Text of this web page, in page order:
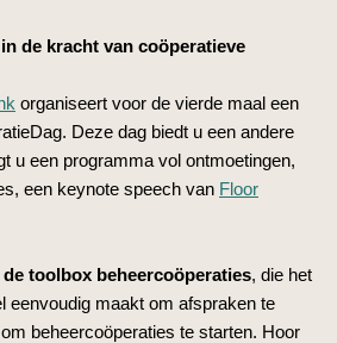
de kracht van coöperatieve
organiseert voor de vierde maal een
Deze dag biedt u een andere
u een programma vol ontmoetingen,
een keynote speech van Floor
toolbox beheercoöperaties, die het
eenvoudig maakt om afspraken te
beheercoöperaties te starten. Hoor